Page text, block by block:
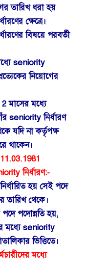
তারিখ ধরা হয়
ক্ষেত্রে।
বিষয়ে পরবর্তী
seniority
নিয়োগের
মাসের মধ্যে
seniority নির্ধারণ
যদি না কর্তৃপক্ষ
থাকেন।
নির্ধারণ:-
হয় সেই পদে
তারিখ থেকে।
পদে পদোন্নতি হয়,
মধ্যে seniority
ভিত্তিতে।
মধ্যে